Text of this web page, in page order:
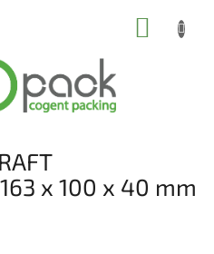
x 100 x 40 mm